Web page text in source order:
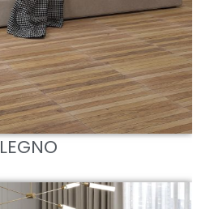
LEGNO